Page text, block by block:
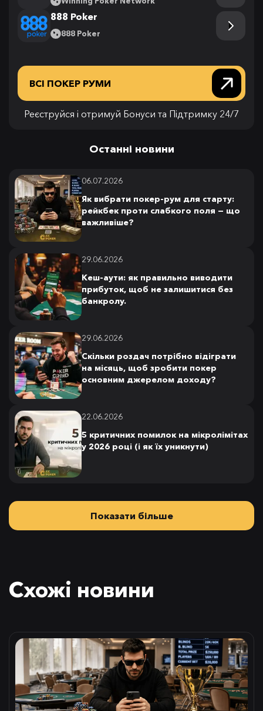
888 Poker
888 Poker
ВСІ ПОКЕР РУМИ
Реєструйся і отримуй Бонуси та Підтримку 24/7
Останні новини
06.07.2026
Як вибрати покер-рум для старту:
рейкбек проти слабкого поля — що
важливіше?
29.06.2026
Кеш-аути: як правильно виводити
прибуток, щоб не залишитися без
банкролу.
29.06.2026
Скільки роздач потрібно відіграти
на місяць, щоб зробити покер
основним джерелом доходу?
22.06.2026
5 критичних помилок на мікролімітах
у 2026 році (і як їх уникнути)
Показати більше
Схожі новини